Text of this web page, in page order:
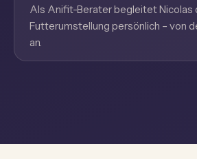
Als Anifit-Berater begleitet Nicolas
Futterumstellung persönlich – von
an.